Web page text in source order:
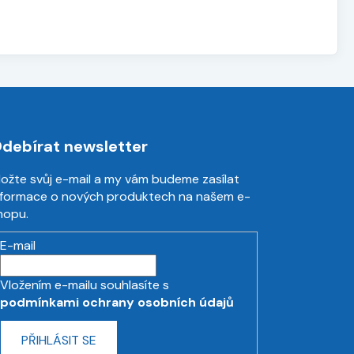
newsletter
svůj e-mail a my vám budeme zasílat
o nových produktech na našem e-
E-mail
Vložením e-mailu souhlasíte s
podmínkami ochrany osobních údajů
PŘIHLÁSIT SE